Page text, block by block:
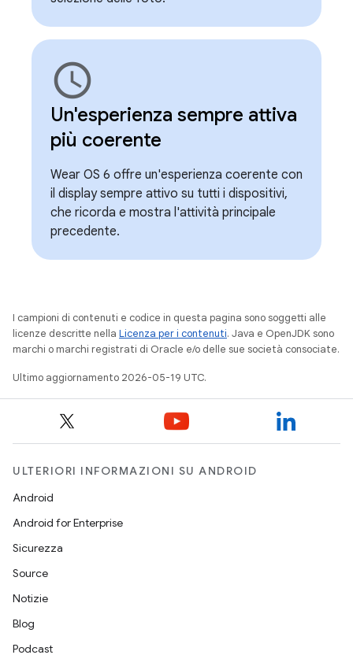
schedule
Un'esperienza sempre attiva
più coerente
Wear OS 6 offre un'esperienza coerente con
il display sempre attivo su tutti i dispositivi,
che ricorda e mostra l'attività principale
precedente.
I campioni di contenuti e codice in questa pagina sono soggetti alle
licenze descritte nella Licenza per i contenuti. Java e OpenJDK sono
marchi o marchi registrati di Oracle e/o delle sue società consociate.
Ultimo aggiornamento 2026-05-19 UTC.
ULTERIORI INFORMAZIONI SU ANDROID
Android
Android for Enterprise
Sicurezza
Source
Notizie
Blog
Podcast